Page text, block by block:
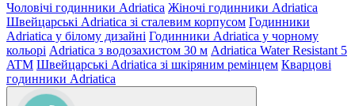
Чоловічі годинники Adriatica Жіночі годинники Adriatica
Швейцарські Adriatica зі сталевим корпусом Годинники
Adriatica у білому дизайні Годинники Adriatica у чорному
кольорі Adriatica з водозахистом 30 м Adriatica Water Resistant 5
ATM Швейцарські Adriatica зі шкіряним ремінцем Кварцові
годинники Adriatica